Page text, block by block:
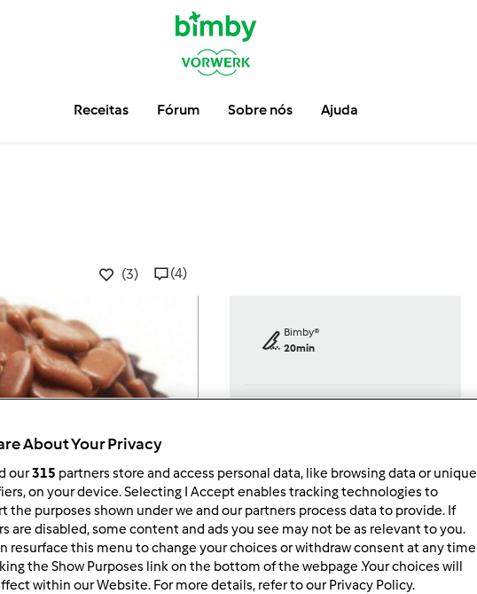
Receitas Fórum Sobre nós Ajuda
(3) (4)
Bimby®
20min
dose/s
25unidade/s
About Your Privacy
our315 partners store and access personal data, like browsing data or unique
on your device. Selecting I Accept enables tracking technologies to
the purposes shown under we and our partners process data to provide. If
are disabled, some content and ads you see may not be as relevant to you.
resurface this menu to change your choices or withdraw consent at any time
the Show Purposes link on the bottom of the webpage .Your choices will
within our Website. For more details, refer to our Privacy Policy.